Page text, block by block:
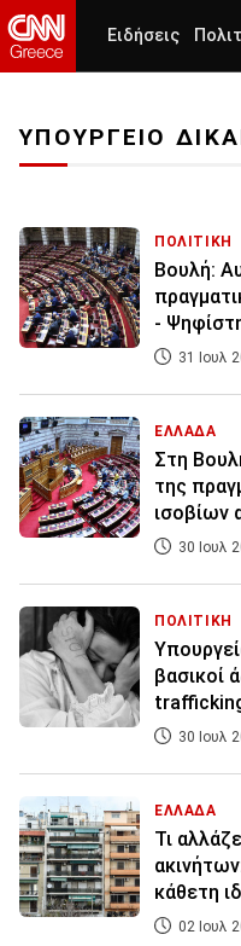
Ειδήσεις
ΥΠΟΥΡΓΕΙΟ
ΠΟΛΙΤΙΚΗ
Βουλή:
-
31 Ιουλ
ΕΛΛΑΔΑ
Στη
της
ισοβίων
30 Ιουλ
ΠΟΛΙΤΙΚΗ
βασικοί
30 Ιουλ
ΕΛΛΑΔΑ
Τι
κάθετη
02 Ιουλ